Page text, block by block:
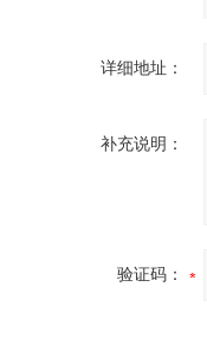
详细地址：
补充说明：
验证码：